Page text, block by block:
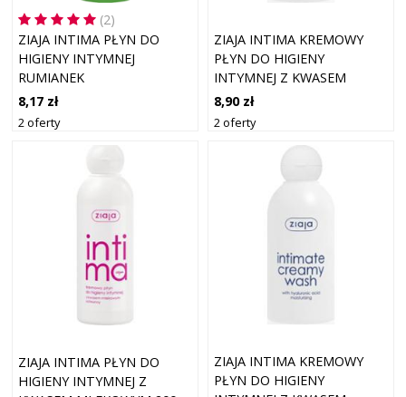
(2)
ZIAJA INTIMA PŁYN DO
HIGIENY INTYMNEJ
RUMIANEK
8,17 zł
2 oferty
ZIAJA INTIMA KREMOWY
PŁYN DO HIGIENY
INTYMNEJ Z KWASEM
MLEKOWYM 200 ML
8,90 zł
2 oferty
ZIAJA INTIMA PŁYN DO
HIGIENY INTYMNEJ Z
ZIAJA INTIMA KREMOWY
PŁYN DO HIGIENY